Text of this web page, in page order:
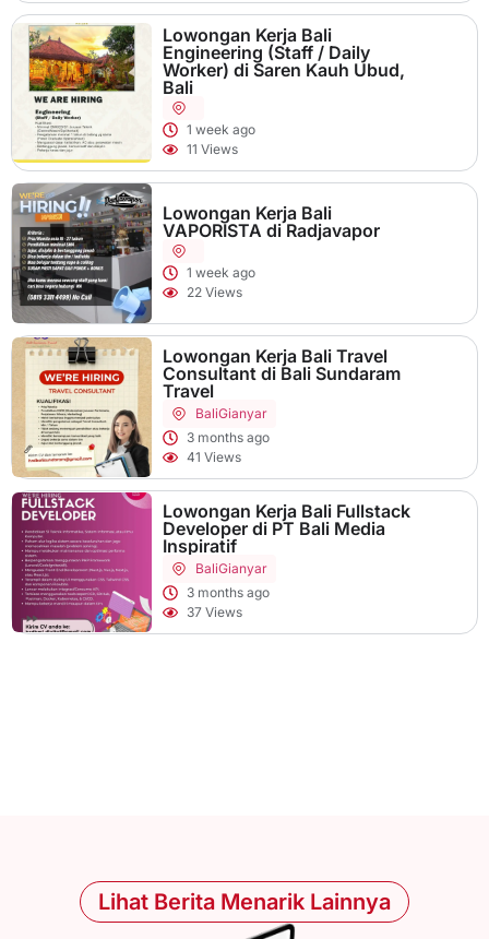
Lowongan Kerja Bali
Engineering (Staff / Daily
Worker) di Saren Kauh Ubud,
Bali
1 week ago
11 Views
Lowongan Kerja Bali
VAPORISTA di Radjavapor
1 week ago
22 Views
Lowongan Kerja Bali Travel
Consultant di Bali Sundaram
Travel
BaliGianyar
3 months ago
41 Views
Lowongan Kerja Bali Fullstack
Developer di PT Bali Media
Inspiratif
BaliGianyar
3 months ago
37 Views
Lihat Berita Menarik Lainnya